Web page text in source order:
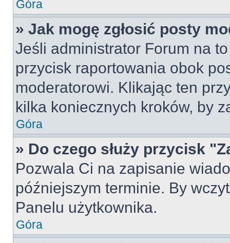
Góra
» Jak mogę zgłosić posty
Jeśli administrator Forum na
przycisk raportowania obok
moderatorowi. Klikając ten
kilka koniecznych kroków, by
Góra
» Do czego służy przycisk
Pozwala Ci na zapisanie
późniejszym terminie. By
Panelu użytkownika.
Góra